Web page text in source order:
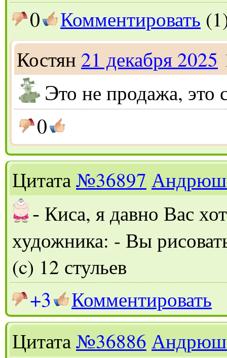
0 Комментировать
Костян 21 декабря 2025
Это не продажа, это
0
Цитата№36897
- Киса, я давно Вас
художника: - Вы
(c) 12 стульев
+3
Комментировать
Цитата№36886